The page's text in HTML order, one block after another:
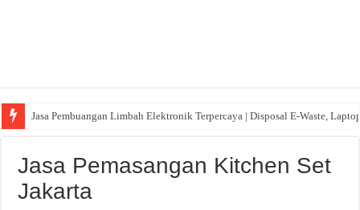
Jasa Pembuangan Limbah Elektronik Terpercaya | Disposal E-Waste,
Jasa Pemasangan Kitchen Set
Jakarta